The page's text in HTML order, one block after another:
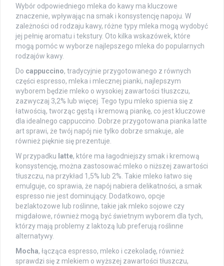
Wybór odpowiedniego mleka do kawy ma kluczowe
znaczenie, wpływając na smak i konsystencję napoju. W
zależności od rodzaju kawy, różne typy mleka mogą wydobyć
jej pełnię aromatu i tekstury. Oto kilka wskazówek, które
mogą pomóc w wyborze najlepszego mleka do popularnych
rodzajów kawy.
Do cappuccino, tradycyjnie przygotowanego z równych
części espresso, mleka i mlecznej pianki, najlepszym
wyborem będzie mleko o wysokiej zawartości tłuszczu,
zazwyczaj 3,2% lub więcej. Tego typu mleko spienia się z
łatwością, tworząc gęstą i kremową piankę, co jest kluczowe
dla idealnego cappuccino. Dobrze przygotowana pianka latte
art sprawi, że twój napój nie tylko dobrze smakuje, ale
również pięknie się prezentuje.
W przypadku latte, które ma łagodniejszy smak i kremową
konsystencję, można zastosować mleko o niższej zawartości
tłuszczu, na przykład 1,5% lub 2%. Takie mleko łatwo się
emulguje, co sprawia, że napój nabiera delikatności, a smak
espresso nie jest dominujący. Dodatkowo, opcje
bezlaktozowe lub roślinne, takie jak mleko sojowe czy
migdałowe, również mogą być świetnym wyborem dla tych,
którzy mają problemy z laktozą lub preferują roślinne
alternatywy.
Mocha, łącząca espresso, mleko i czekoladę, również
sprawdzi się z mlekiem o wyższej zawartości tłuszczu,